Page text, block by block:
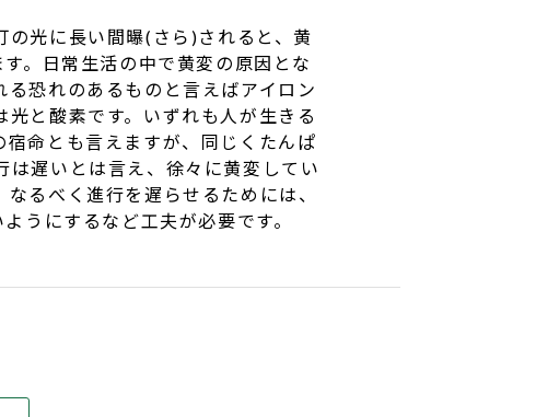
光に長い間曝(さら)されると、黄
。日常生活の中で黄変の原因とな
恐れのあるものと言えばアイロン
と酸素です。いずれも人が生きる
命とも言えますが、同じくたんぱ
は遅いとは言え、徐々に黄変してい
るべく進行を遅らせるためには、
うにするなど工夫が必要です。